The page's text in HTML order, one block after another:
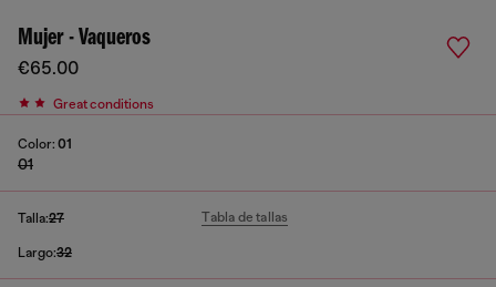
Mujer - Vaqueros
€65.00
Great conditions
Color: 01
01
Talla:27 Tabla de tallas
Largo:32